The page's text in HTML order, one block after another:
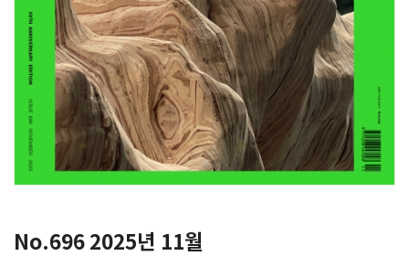
Twitter 로그인
Naver 로그인
SPACE 소개
공지사항
No.696 2025년 11월